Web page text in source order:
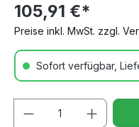
105,91 €*
Preise inkl. MwSt. zzgl.
Sofort verfügbar,